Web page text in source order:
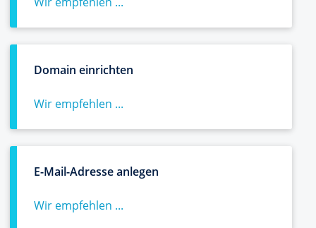
Domain einrichten
Wir empfehlen ...
E-Mail-Adresse anlegen
Wir empfehlen ...